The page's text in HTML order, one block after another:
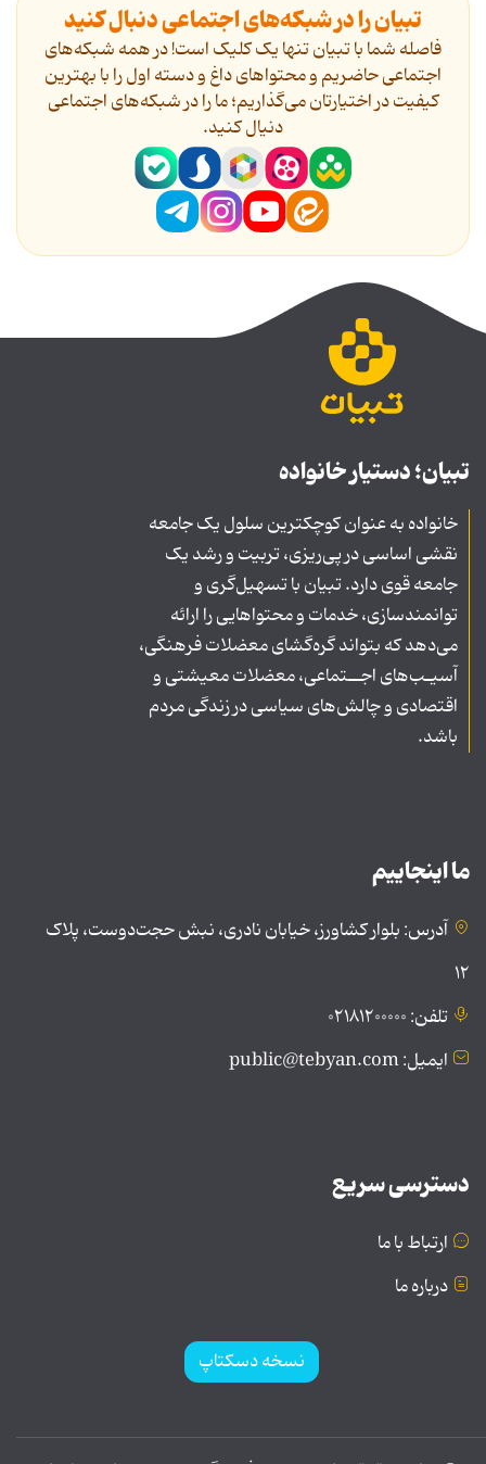
تبیان را در شبکه‌های اجتماعی دنبال کنید
فاصله شما با تبیان تنها یک کلیک است! در همه شبکه‌های
اجتماعی حاضریم و محتواهای داغ و دسته اول را با بهترین
کیفیت در اختیارتان می‌گذاریم؛ ما را در شبکه‌های اجتماعی
دنیال کنید.
تبیان؛ دستیار خانواده
خانواده به عنوان کوچکترین سلول یک جامعه
نقشی اساسی در پی‌ریزی، تربیت و رشد یک
جامعه قوی دارد. تبیان با تسهیل‌گری و
توانمندسازی، خدمات و محتواهایی را ارائه
می‌دهد که بتواند گره‌گشای معضلات فرهنگی،
آسیـب‌های اجــتماعی، معضلات معیشتی و
اقتصادی و چالش‌های سیاسی در زندگی مردم
باشد.
ما اینجاییم
آدرس: بلوار کشاورز، خیابان نادری، نبش حجت‌دوست، پلاک
۱۲
تلفن: ۰۲۱۸۱۲۰۰۰۰۰
ایمیل: public@tebyan.com
دسترسی سریع
ارتباط با ما
درباره ما
نسخه دسکتاپ